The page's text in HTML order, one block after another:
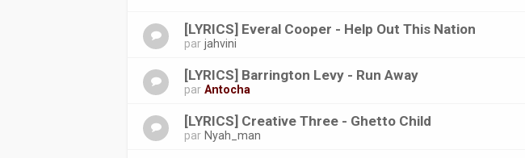
[LYRICS] Everal Cooper - Help Out This Nation
parjahvini
[LYRICS] Barrington Levy - Run Away
parAntocha
[LYRICS] Creative Three - Ghetto Child
par Nyah_man